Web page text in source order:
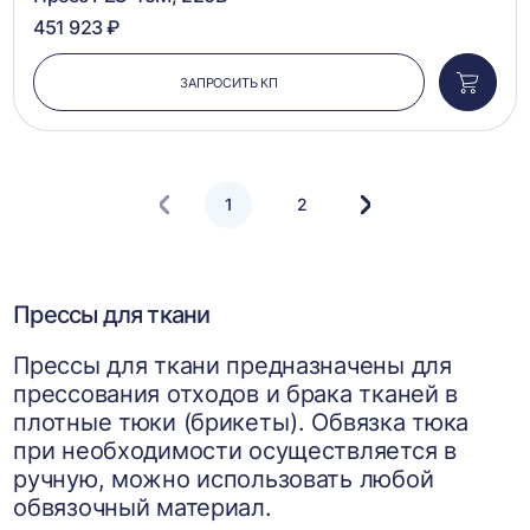
451 923 ₽
ЗАПРОСИТЬ КП
в
1 2
Следующая
Прессы для ткани
Прессы для ткани предназначены для
прессования отходов и брака тканей в
плотные тюки (брикеты). Обвязка тюка
при необходимости осуществляется в
ручную, можно использовать любой
обвязочный материал.